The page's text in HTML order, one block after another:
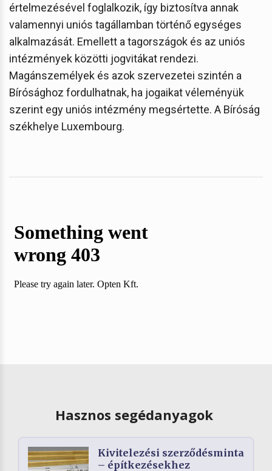
értelmezésével foglalkozik, így biztosítva annak
valamennyi uniós tagállamban történő egységes
alkalmazását. Emellett a tagországok és az uniós
intézmények közötti jogvitákat rendezi.
Magánszemélyek és azok szervezetei szintén a
Bírósághoz fordulhatnak, ha jogaikat véleményük
szerint egy uniós intézmény megsértette. A Bíróság
székhelye Luxembourg.
Hasznos segédanyagok
Kivitelezési szerződésminta
– építkezésekhez